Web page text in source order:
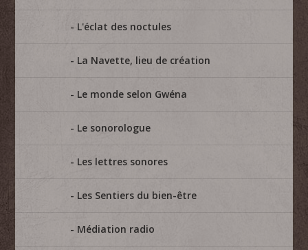
L'éclat des noctules
La Navette, lieu de création
Le monde selon Gwéna
Le sonorologue
Les lettres sonores
Les Sentiers du bien-être
Médiation radio